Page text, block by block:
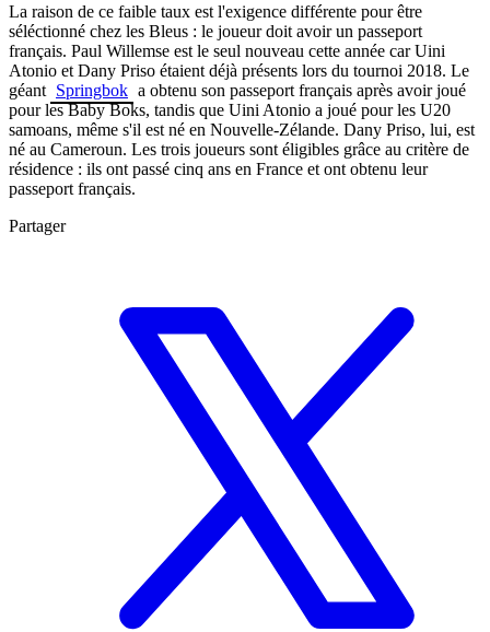
La raison de ce faible taux est l'exigence différente pour être
séléctionné chez les Bleus : le joueur doit avoir un passeport
français. Paul Willemse est le seul nouveau cette année car Uini
Atonio et Dany Priso étaient déjà présents lors du tournoi 2018. Le
géant Springbok a obtenu son passeport français après avoir joué
pour les Baby Boks, tandis que Uini Atonio a joué pour les U20
samoans, même s'il est né en Nouvelle-Zélande. Dany Priso, lui, est
né au Cameroun. Les trois joueurs sont éligibles grâce au critère de
résidence : ils ont passé cinq ans en France et ont obtenu leur
passeport français.
Partager